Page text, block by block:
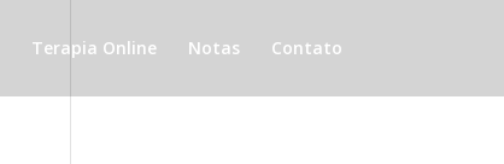
Terapia Online Notas Contato